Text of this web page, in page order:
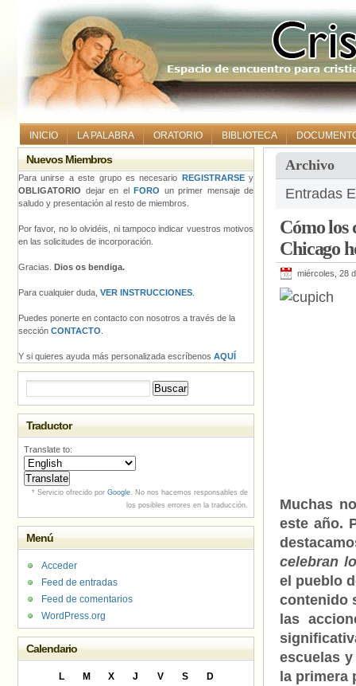
INICIO LA PALABRA ORATORIO BIBLIOTECA
Archivo
Entradas
Cómo los
Chicago
miércoles, 28
Muchas
este año.
celebran
el pueblo
contenido
las
escuelas
la
Nuevos Miembros
Para unirse a este grupo es necesario REGISTRARSEy
OBLIGATORIO dejar en el FORO un primer mensaje de
saludo y presentación al resto de miembros.
Por favor, no lo olvidéis, ni tampoco indicar vuestros motivos
en las solicitudes de incorporación.
Gracias. Dios os bendiga.
Para cualquier duda, VER INSTRUCCIONES
Puedes ponerte en contacto con nosotros a través de la
sección CONTACTO
Y si quieres ayuda más personalizada escríbenos AQUÍ
Traductor
Translate to:
* Servicio ofrecido por Google. No nos hacemos responsables de
los posibles errores en la traducción.
Menú
Acceder
Feed de entradas
Feed de comentarios
WordPress.org
Calendario
L M X J V S
D